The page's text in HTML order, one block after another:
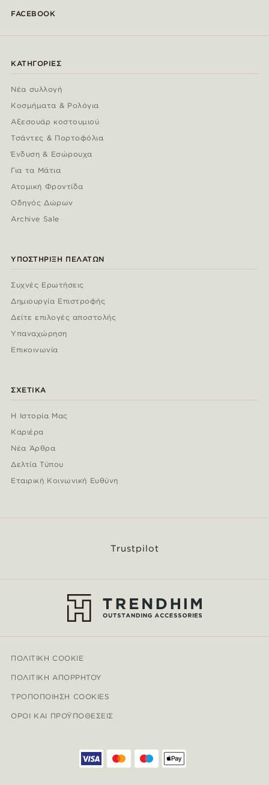
FACEBOOK
ΚΑΤΗΓΟΡΊΕΣ
Νέα συλλογή
Κοσμήματα & Ρολόγια
Αξεσουάρ κοστουμιού
Τσάντες & Πορτοφόλια
Ένδυση & Εσώρουχα
Για τα Μάτια
Ατομική Φροντίδα
Οδηγός Δώρων
Archive Sale
ΥΠΟΣΤΉΡΙΞΗ ΠΕΛΑΤΏΝ
Συχνές Ερωτήσεις
Δημιουργία Επιστροφής
Δείτε επιλογές αποστολής
Υπαναχώρηση
Επικοινωνία
ΣΧΕΤΙΚΆ
Η Ιστορία Μας
Καριέρα
Νέα Άρθρα
Δελτία Τύπου
Εταιρική Κοινωνική Ευθύνη
Trustpilot
ΠΟΛΙΤΙΚΉ COOKIE
ΠΟΛΙΤΙΚΉ ΑΠΟΡΡΉΤΟΥ
ΤΡΟΠΟΠΟΊΗΣΗ COOKIES
ΌΡΟΙ ΚΑΙ ΠΡΟΫΠΟΘΈΣΕΙΣ